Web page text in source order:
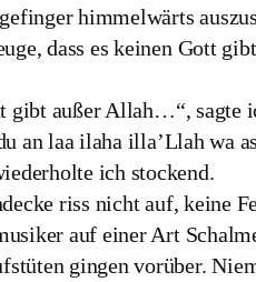
himmelwärts
dass es keinen Gott
gibt außer Allah…“, sagte
an laa ilaha illa’Llah wa
ich stockend.
riss nicht auf, keine
auf einer Art
gingen vorüber.